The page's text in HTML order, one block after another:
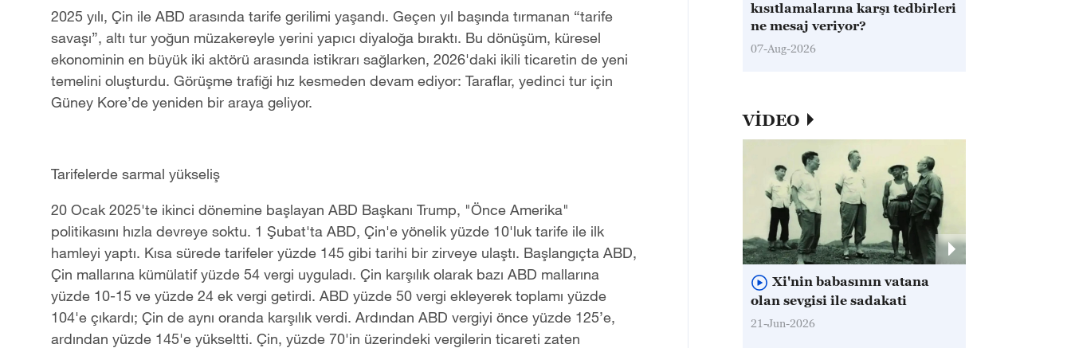
2025 yılı, Çin ile ABD arasında tarife gerilimi yaşandı. Geçen yıl başında tırmanan “tarife
savaşı”, altı tur yoğun müzakereyle yerini yapıcı diyaloğa bıraktı. Bu dönüşüm, küresel
ekonominin en büyük iki aktörü arasında istikrarı sağlarken, 2026'daki ikili ticaretin de yeni
temelini oluşturdu. Görüşme trafiği hız kesmeden devam ediyor: Taraflar, yedinci tur için
Güney Kore’de yeniden bir araya geliyor.
Tarifelerde sarmal yükseliş
20 Ocak 2025'te ikinci dönemine başlayan ABD Başkanı Trump, "Önce Amerika"
politikasını hızla devreye soktu. 1 Şubat'ta ABD, Çin'e yönelik yüzde 10'luk tarife ile ilk
hamleyi yaptı. Kısa sürede tarifeler yüzde 145 gibi tarihi bir zirveye ulaştı. Başlangıçta ABD,
Çin mallarına kümülatif yüzde 54 vergi uyguladı. Çin karşılık olarak bazı ABD mallarına
yüzde 10-15 ve yüzde 24 ek vergi getirdi. ABD yüzde 50 vergi ekleyerek toplamı yüzde
104'e çıkardı; Çin de aynı oranda karşılık verdi. Ardından ABD vergiyi önce yüzde 125’e,
ardından yüzde 145'e yükseltti. Çin, yüzde 70'in üzerindeki vergilerin ticareti zaten
kısıtlamalarına karşı tedbirleri
ne mesaj veriyor?
07-Aug-2026
VİDEO
Xi'nin babasının vatana
olan sevgisi ile sadakati
21-Jun-2026